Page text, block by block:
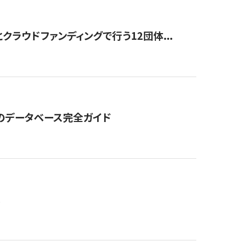
クラウドファンディングで行う12団体...
ータベース完全ガイド